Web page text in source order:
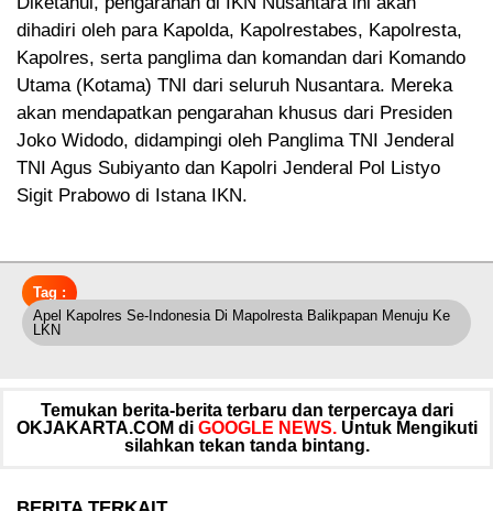
dihadiri oleh para Kapolda, Kapolrestabes, Kapolresta,
Kapolres, serta panglima dan komandan dari Komando
Utama (Kotama) TNI dari seluruh Nusantara. Mereka
akan mendapatkan pengarahan khusus dari Presiden
Joko Widodo, didampingi oleh Panglima TNI Jenderal
TNI Agus Subiyanto dan Kapolri Jenderal Pol Listyo
Sigit Prabowo di Istana IKN.
Tag :
Apel Kapolres Se-Indonesia Di Mapolresta Balikpapan Menuju Ke
LKN
Temukan berita-berita terbaru dan terpercaya dari
OKJAKARTA.COM di GOOGLE NEWS. Untuk Mengikuti
silahkan tekan tanda bintang.